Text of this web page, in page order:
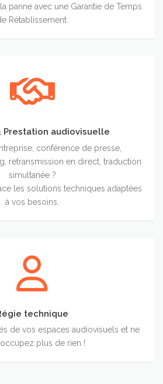
panne avec une Garantie de Temps
Rétablissement.
Prestation audiovisuelle
conférence de presse,
retransmission en direct, traduction
simultanée ?
les solutions techniques adaptées
à vos besoins.
technique
de vos espaces audiovisuels et ne
plus de rien !